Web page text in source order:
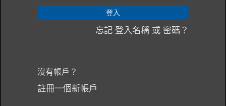
忘記 登入名稱 或 密碼？
沒有帳戶？
註冊一個新帳戶